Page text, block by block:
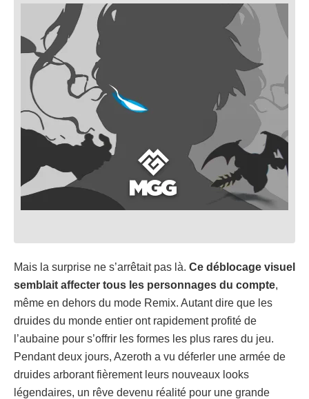
Mais la surprise ne s’arrêtait pas là. Ce déblocage visuel
semblait affecter tous les personnages du compte,
même en dehors du mode Remix. Autant dire que les
druides du monde entier ont rapidement profité de
l’aubaine pour s’offrir les formes les plus rares du jeu.
Pendant deux jours, Azeroth a vu déferler une armée de
druides arborant fièrement leurs nouveaux looks
légendaires, un rêve devenu réalité pour une grande